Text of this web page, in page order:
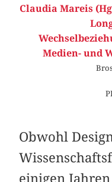
Claudia Mareis
Medien- und
Obwohl
einigen